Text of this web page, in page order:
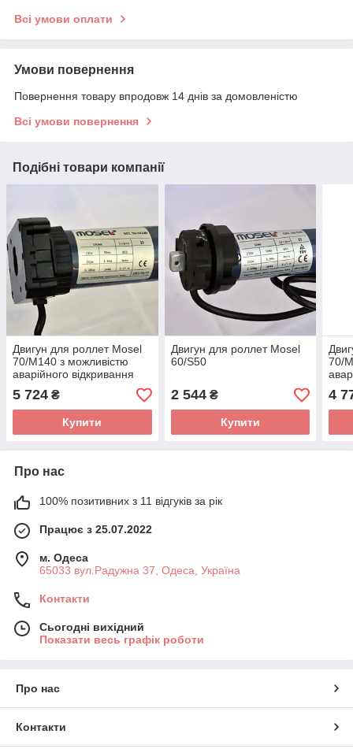
Всі умови оплати
Умови повернення
Повернення товару впродовж 14 днів за домовленістю
Всі умови повернення
Подібні товари компанії
Двигун для роллет Mosel
70/M140 з можливістю
аварійного відкривання
5 724 ₴
Купити
Двигун для роллет Mosel
60/S50
2 544₴
Купити
70/
4
Про нас
100% позитивних з 11 відгуків за рік
Працює з 25.07.2022
м. Одеса
65033 вул.Радужна 37, Одеса, Україна
Контакти
Сьогодні вихідний
Показати весь графік роботи
Про нас
Контакти